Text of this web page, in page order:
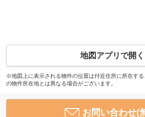
地図アプリで開く
※地図上に表示される物件の位置は付近住所に所在す
の物件所在地とは異なる場合がございます。
お問い合わせ(